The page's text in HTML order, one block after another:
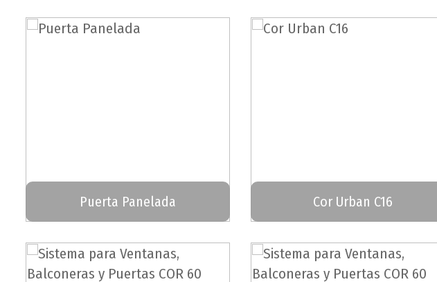
Puerta Panelada Cor Urban C16